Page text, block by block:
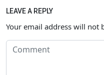
LEAVE A REPLY
Your email address will not